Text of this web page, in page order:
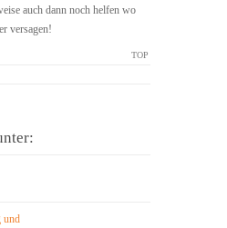
auch dann noch helfen wo
versagen!
TOP
und